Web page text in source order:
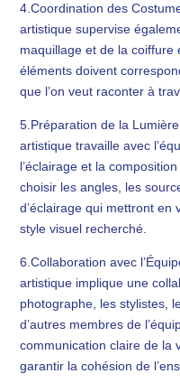
4.Coordination des
artistique supervise
maquillage et de la coiffure
éléments doivent
que l’on veut raconter à
5.Préparation de la
artistique travaille avec
l’éclairage et la
choisir les angles, les
d’éclairage qui mettront
style visuel recherché.
6.Collaboration avec
artistique implique une
photographe, les stylistes,
d’autres membres de
communication claire de la
garantir la cohésion de